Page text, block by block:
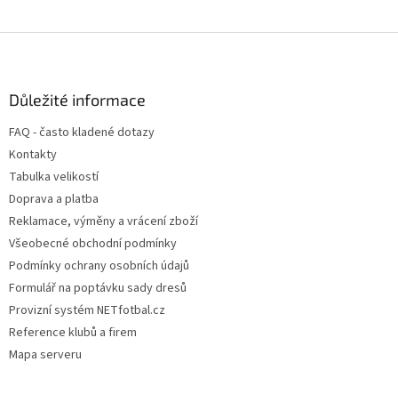
Důležité informace
FAQ - často kladené dotazy
Kontakty
Tabulka velikostí
Doprava a platba
Reklamace, výměny a vrácení zboží
Všeobecné obchodní podmínky
Podmínky ochrany osobních údajů
Formulář na poptávku sady dresů
Provizní systém NETfotbal.cz
Reference klubů a firem
Mapa serveru